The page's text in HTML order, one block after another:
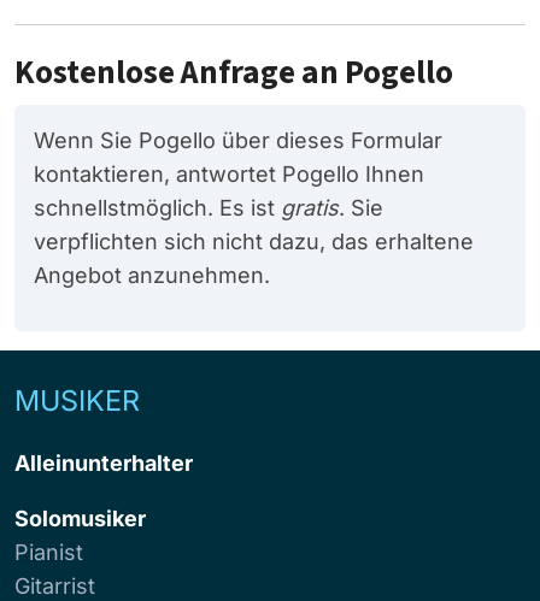
Kostenlose Anfrage an Pogello
Wenn Sie Pogello über dieses Formular
kontaktieren, antwortet Pogello Ihnen
schnellstmöglich. Es ist gratis. Sie
verpflichten sich nicht dazu, das erhaltene
Angebot anzunehmen.
MUSIKER
Alleinunterhalter
Solomusiker
Pianist
Gitarrist